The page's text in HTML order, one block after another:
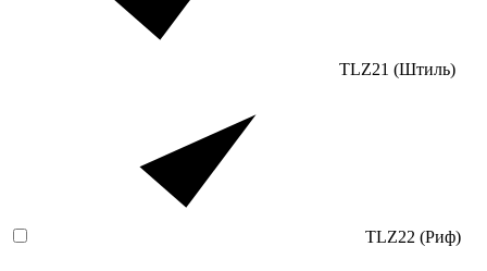
TLZ21 (Штиль)
TLZ22 (Риф)